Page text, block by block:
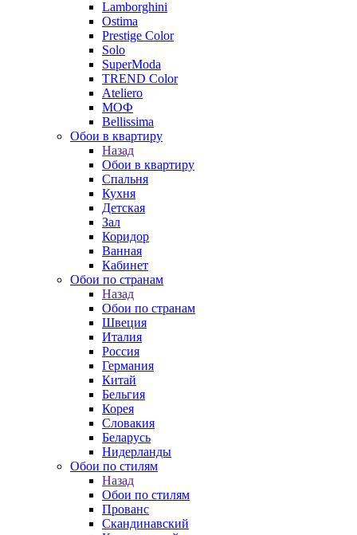
Lamborghini
Ostima
Prestige Color
Solo
SuperModa
TREND Color
Ateliero
МОФ
Bellissima
Обои в квартиру
Назад
Обои в квартиру
Спальня
Кухня
Детская
Зал
Коридор
Ванная
Кабинет
Обои по странам
Назад
Обои по странам
Швеция
Италия
Россия
Германия
Китай
Бельгия
Корея
Словакия
Беларусь
Нидерланды
Обои по стилям
Назад
Обои по стилям
Прованс
Скандинавский